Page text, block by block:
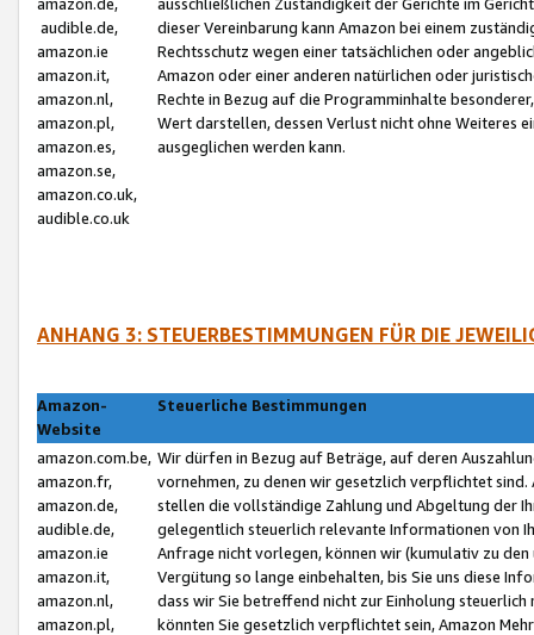
amazon.de,
audible.de,
amazon.ie
amazon.it,
amazon.nl,
amazon.pl,
amazon.es,
amazon.se,
amazon.co.uk,
audible.co.uk
ausschließlichen Zuständigkeit der Gerichte im
dieser Vereinbarung kann Amazon bei einem
Rechtsschutz wegen einer tatsächlichen oder
Amazon oder einer anderen natürlichen oder
Rechte in Bezug auf die Programminhalte
Wert darstellen, dessen Verlust nicht ohne Weiteres
ausgeglichen werden kann.
ANHANG 3: STEUERBESTIMMUNGEN FÜR DIE
Amazon-
Website
Steuerliche Bestimmungen
amazon.com.be,
amazon.fr,
amazon.de,
audible.de,
amazon.ie
amazon.it,
amazon.nl,
amazon.pl,
Wir dürfen in Bezug auf Beträge, auf deren
vornehmen, zu denen wir gesetzlich verpflichtet
stellen die vollständige Zahlung und Abgeltung der
gelegentlich steuerlich relevante Informationen von
Anfrage nicht vorlegen, können wir (kumulativ zu
Vergütung so lange einbehalten, bis Sie uns diese
dass wir Sie betreffend nicht zur Einholung
könnten Sie gesetzlich verpflichtet sein, Amazon